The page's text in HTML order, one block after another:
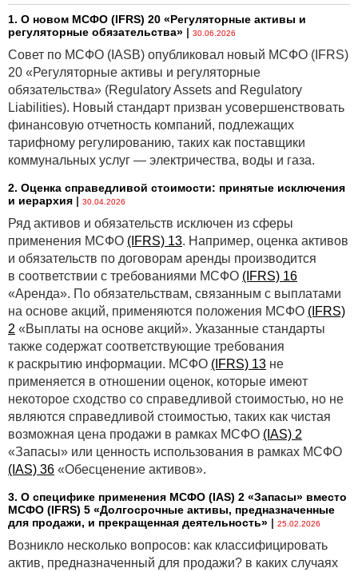
1. О новом МСФО (IFRS) 20 «Регуляторные активы и
регуляторные обязательства» | 30.06.2026
Совет по МСФО (IASB) опубликовал новый МСФО (IFRS)
20 «Регуляторные активы и регуляторные
обязательства» (Regulatory Assets and Regulatory
Liabilities). Новый стандарт призван усовершенствовать
финансовую отчетность компаний, подлежащих
тарифному регулированию, таких как поставщики
коммунальных услуг — электричества, воды и газа.
2. Оценка справедливой стоимости: принятые исключения
и иерархия | 30.04.2026
Ряд активов и обязательств исключен из сферы
применения МСФО (IFRS) 13. Например, оценка активов
и обязательств по договорам аренды производится
в соответствии с требованиями МСФО (IFRS) 16
«Аренда». По обязательствам, связанным с выплатами
на основе акций, применяются положения МСФО (IFRS)
2 «Выплаты на основе акций». Указанные стандарты
также содержат соответствующие требования
к раскрытию информации. МСФО (IFRS) 13 не
применяется в отношении оценок, которые имеют
некоторое сходство со справедливой стоимостью, но не
являются справедливой стоимостью, таких как чистая
возможная цена продажи в рамках МСФО (IAS) 2
«Запасы» или ценность использования в рамках МСФО
(IAS) 36 «Обесценение активов».
3. О специфике применения МСФО (IАS) 2 «Запасы» вместо
МСФО (IFRS) 5 «Долгосрочные активы, предназначенные
для продажи, и прекращенная деятельность» | 25.02.2026
Возникло несколько вопросов: как классифицировать
актив, предназначенный для продажи? в каких случаях